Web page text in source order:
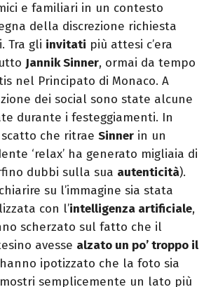
e familiari in un contesto
della discrezione richiesta
Tra gli invitati più attesi c’era
Jannik Sinner, ormai da tempo
nel Principato di Monaco. A
dei social sono state alcune
durante i festeggiamenti. In
che ritrae Sinner in un
‘relax’ ha generato migliaia di
dubbi sulla sua autenticità).
su l’immagine sia stata
con l’intelligenza artificiale,
scherzato sul fatto che il
avesse alzato un po’ troppo il
ipotizzato che la foto sia
semplicemente un lato più